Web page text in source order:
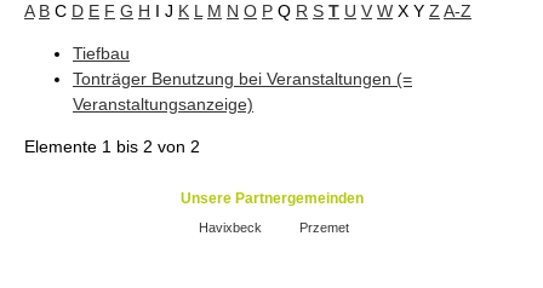
A B C D E F G H I J K L M N O P Q R S T U V W X Y Z A-Z
Tiefbau
Tonträger Benutzung bei Veranstaltungen (=
Veranstaltungsanzeige)
Elemente 1 bis 2 von 2
Unsere Partnergemeinden
Havixbeck Przemet